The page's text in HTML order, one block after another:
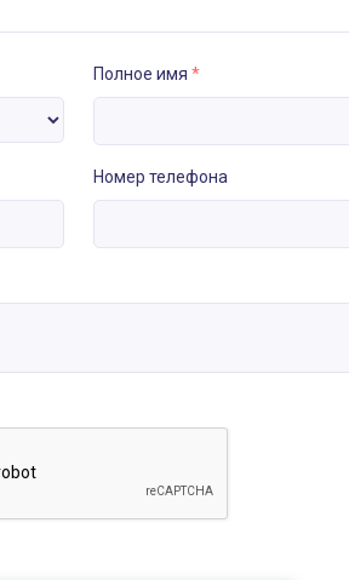
Полное имя *
Номер телефона